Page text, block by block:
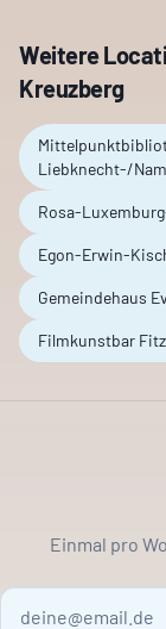
Weitere
Kreuzberg
Liebknecht-/
Rosa-
Egon-Erwin-
Gemeindehaus
Filmkunstbar
Einmal pro